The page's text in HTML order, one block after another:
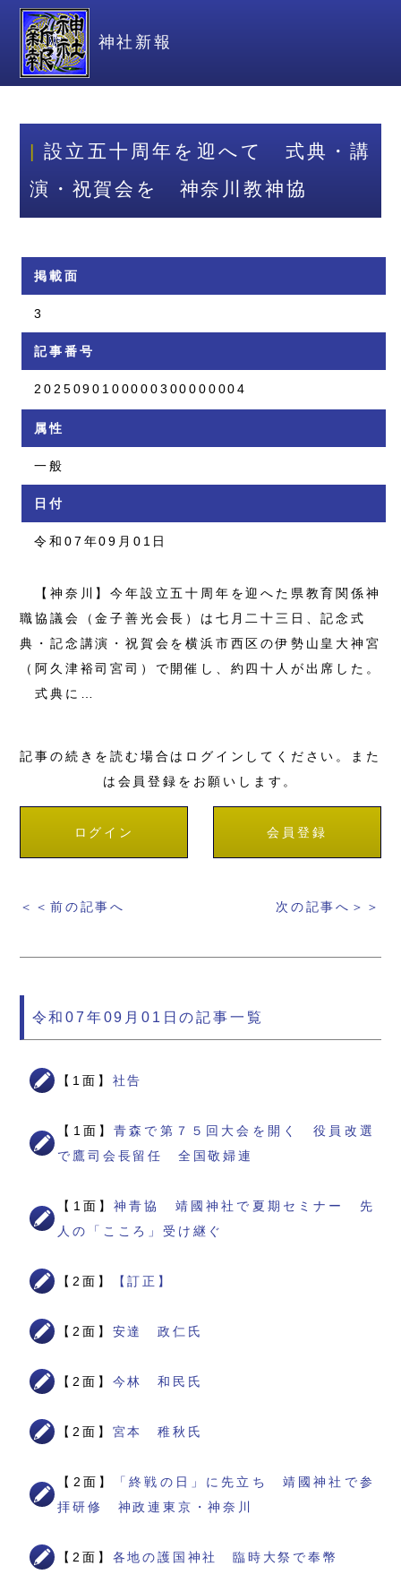
神社新報
設立五十周年を迎へて 式典・講
演・祝賀会を 神奈川教神協
掲載面
3
記事番号
2025090100000300000004
属性
一般
日付
令和07年09月01日
【神奈川】今年設立五十周年を迎へた県教育関係神
職協議会（金子善光会長）は七月二十三日、記念式
典・記念講演・祝賀会を横浜市西区の伊勢山皇大神宮
（阿久津裕司宮司）で開催し、約四十人が出席した。
式典に…
記事の続きを読む場合はログインしてください。また
は会員登録をお願いします。
ログイン 会員登録
＜＜前の記事へ 次の記事へ＞＞
令和07年09月01日の記事一覧
【1面】 社告
【1面】青森で第７５回大会を開く 役員改選
で鷹司会長留任 全国敬婦連
【1面】神青協 靖國神社で夏期セミナー 先
人の「こころ」受け継ぐ
【2面】 【訂正】
【2面】 安達 政仁氏
【2面】 今林 和民氏
【2面】 宮本 稚秋氏
【2面】
「終戦の日」に先立ち 靖國神社で参
拝研修 神政連東京・神奈川
【2面】 各地の護国神社 臨時大祭で奉幣